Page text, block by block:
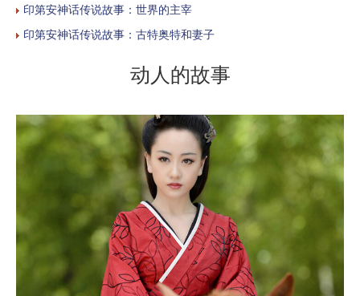
印第安神话传说故事：世界的主宰
印第安神话传说故事：古特奥特和妻子
动人的故事